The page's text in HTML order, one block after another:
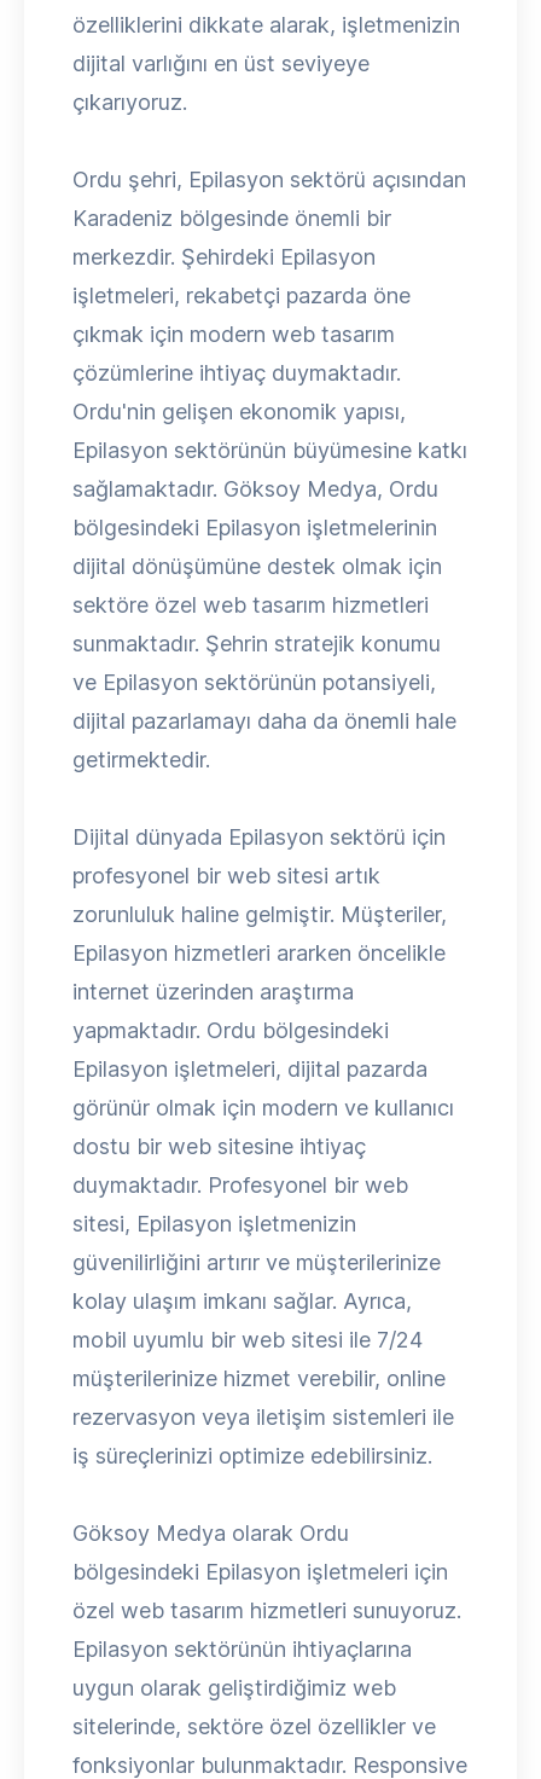
özelliklerini dikkate alarak, işletmenizin
dijital varlığını en üst seviyeye
çıkarıyoruz.
Ordu şehri, Epilasyon sektörü açısından
Karadeniz bölgesinde önemli bir
merkezdir. Şehirdeki Epilasyon
işletmeleri, rekabetçi pazarda öne
çıkmak için modern web tasarım
çözümlerine ihtiyaç duymaktadır.
Ordu'nin gelişen ekonomik yapısı,
Epilasyon sektörünün büyümesine katkı
sağlamaktadır. Göksoy Medya, Ordu
bölgesindeki Epilasyon işletmelerinin
dijital dönüşümüne destek olmak için
sektöre özel web tasarım hizmetleri
sunmaktadır. Şehrin stratejik konumu
ve Epilasyon sektörünün potansiyeli,
dijital pazarlamayı daha da önemli hale
getirmektedir.
Dijital dünyada Epilasyon sektörü için
profesyonel bir web sitesi artık
zorunluluk haline gelmiştir. Müşteriler,
Epilasyon hizmetleri ararken öncelikle
internet üzerinden araştırma
yapmaktadır. Ordu bölgesindeki
Epilasyon işletmeleri, dijital pazarda
görünür olmak için modern ve kullanıcı
dostu bir web sitesine ihtiyaç
duymaktadır. Profesyonel bir web
sitesi, Epilasyon işletmenizin
güvenilirliğini artırır ve müşterilerinize
kolay ulaşım imkanı sağlar. Ayrıca,
mobil uyumlu bir web sitesi ile 7/24
müşterilerinize hizmet verebilir, online
rezervasyon veya iletişim sistemleri ile
iş süreçlerinizi optimize edebilirsiniz.
Göksoy Medya olarak Ordu
bölgesindeki Epilasyon işletmeleri için
özel web tasarım hizmetleri sunuyoruz.
Epilasyon sektörünün ihtiyaçlarına
uygun olarak geliştirdiğimiz web
sitelerinde, sektöre özel özellikler ve
fonksiyonlar bulunmaktadır. Responsive